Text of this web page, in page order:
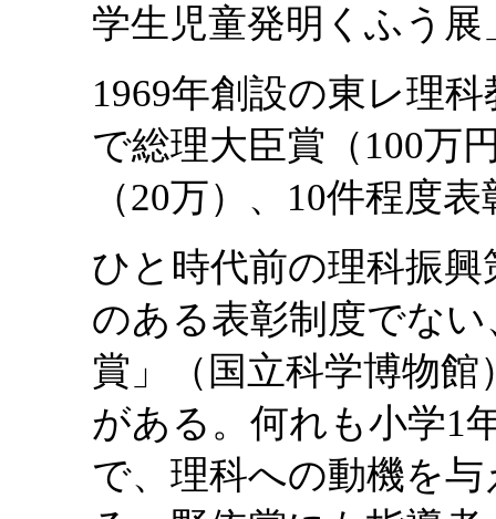
学生児童発明くふう展
1969年創設の東レ理
で総理大臣賞（100万
（20万）、10件程度
ひと時代前の理科振
のある表彰制度でな
賞」（国立科学博物
がある。何れも小学1
で、理科への動機を